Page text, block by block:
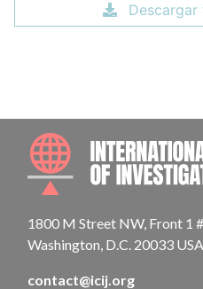
1800 M Street NW, Front 1
Washington, D.C. 20033 USA
contact@icij.org